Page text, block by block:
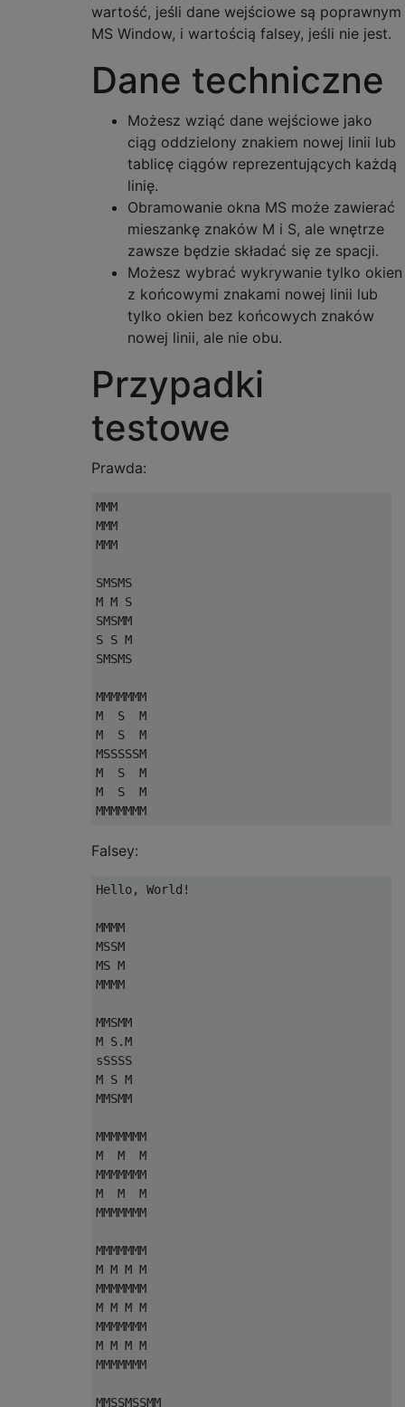
wartość, jeśli dane wejściowe są poprawnym
MS Window, i wartością falsey, jeśli nie jest.
Dane techniczne
Możesz wziąć dane wejściowe jako
ciąg oddzielony znakiem nowej linii lub
tablicę ciągów reprezentujących każdą
linię.
Obramowanie okna MS może zawierać
mieszankę znaków M i S, ale wnętrze
zawsze będzie składać się ze spacji.
Możesz wybrać wykrywanie tylko okien
z końcowymi znakami nowej linii lub
tylko okien bez końcowych znaków
nowej linii, ale nie obu.
Przypadki
testowe
Prawda:
MMM
MMM
MMM
SMSMS
M M S
SMSMM
S S M
SMSMS
MMMMMMM
M  S  M
M  S  M
MSSSSSM
M  S  M
M  S  M
Falsey:
Hello, World!
MMMM
MSSM
MS M
MMMM
MMSMM
M S.M
sSSSS
M S M
MMSMM
MMMMMMM
M  M  M
MMMMMMM
M  M  M
MMMMMMM
MMMMMMM
M M M M
MMMMMMM
M M M M
MMMMMMM
M M M M
MMMMMMM
MMSSMSSMM